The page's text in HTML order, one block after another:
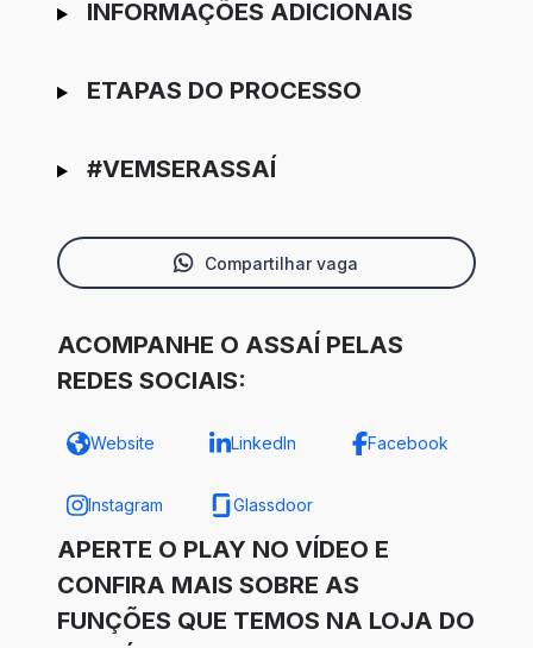
INFORMAÇÕES ADICIONAIS
ETAPAS DO PROCESSO
#VEMSERASSAÍ
Compartilhar vaga
ACOMPANHE O ASSAÍ PELAS
REDES SOCIAIS:
Website LinkedIn Facebook
Instagram Glassdoor
APERTE O PLAY NO VÍDEO E
CONFIRA MAIS SOBRE AS
FUNÇÕES QUE TEMOS NA LOJA DO